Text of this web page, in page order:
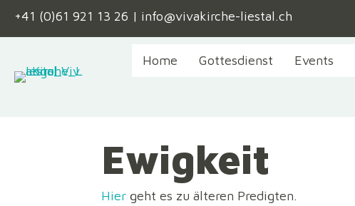
+41 (0)61 921 13 26 | info@vivakirche-liestal.ch
Home Gottesdienst Events
Ewigkeit
Hier geht es zu älteren Predigten.